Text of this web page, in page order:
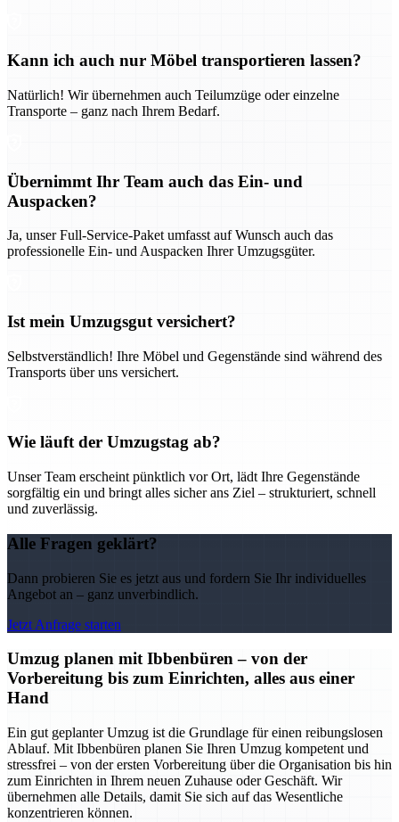
Kann ich auch nur Möbel transportieren lassen?
Natürlich! Wir übernehmen auch Teilumzüge oder einzelne
Transporte – ganz nach Ihrem Bedarf.
Übernimmt Ihr Team auch das Ein- und
Auspacken?
Ja, unser Full-Service-Paket umfasst auf Wunsch auch das
professionelle Ein- und Auspacken Ihrer Umzugsgüter.
Ist mein Umzugsgut versichert?
Selbstverständlich! Ihre Möbel und Gegenstände sind während des
Transports über uns versichert.
Wie läuft der Umzugstag ab?
Unser Team erscheint pünktlich vor Ort, lädt Ihre Gegenstände
sorgfältig ein und bringt alles sicher ans Ziel – strukturiert, schnell
und zuverlässig.
Alle Fragen geklärt?
Dann probieren Sie es jetzt aus und fordern Sie Ihr individuelles
Angebot an – ganz unverbindlich.
Jetzt Anfrage starten
Umzug planen mit Ibbenbüren – von der
Vorbereitung bis zum Einrichten, alles aus einer
Hand
Ein gut geplanter Umzug ist die Grundlage für einen reibungslosen
Ablauf. Mit Ibbenbüren planen Sie Ihren Umzug kompetent und
stressfrei – von der ersten Vorbereitung über die Organisation bis hin
zum Einrichten in Ihrem neuen Zuhause oder Geschäft. Wir
übernehmen alle Details, damit Sie sich auf das Wesentliche
konzentrieren können.